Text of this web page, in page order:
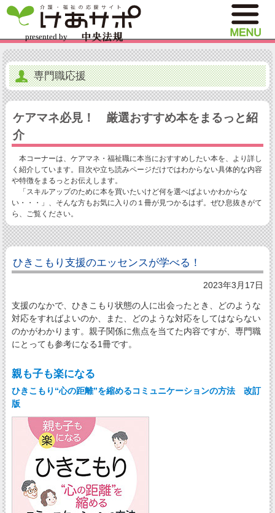
専門職応援
ケアマネ必見！ 厳選おすすめ本をまるっと紹
介
本コーナーは、ケアマネ・福祉職に本当におすすめしたい本を、より詳し
く紹介しています。目次や立ち読みページだけではわからない具体的な内容
や特徴をまるっとお伝えします。
「スキルアップのために本を買いたいけど何を選べばよいかわからな
い・・・」、そんな方もお気に入りの１冊が見つかるはず。ぜひ息抜きがて
ら、ご覧ください。
ひきこもり支援のエッセンスが学べる！
2023年3月17日
支援のなかで、ひきこもり状態の人に出会ったとき、どのような
対応をすればよいのか、また、どのような対応をしてはならない
のかがわかります。親子関係に焦点を当てた内容ですが、専門職
にとっても参考になる1冊です。
親も子も楽になる
ひきこもり“心の距離”を縮めるコミュニケーションの方法 改訂
版